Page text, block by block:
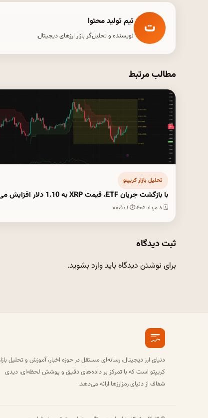
ت تیم تولید محتوا
نویسنده و تحلیل‌گر بازار ارزهای دیجیتال.
مطالب مرتبط
تحلیل بازار کریپتو
با بازگشت جریان ETF، قیمت XRP به 1.10 دلار افزایش می یابد
🗓 ۸ مرداد ۱۴۰۵ ⏱ ۱ دقیقه
ثبت دیدگاه
برای نوشتن دیدگاه بایدوارد بشوید.
دنیای ارز دیجیتال، رسانه‌ای مستقل در حوزه اخبار، آموزش و تحلیل
کریپتو است که با تمرکز بر داده‌های دقیق و پوشش لحظه‌ای، دیدی
شفاف از دنیای رمزارزها ارائه می‌دهد.